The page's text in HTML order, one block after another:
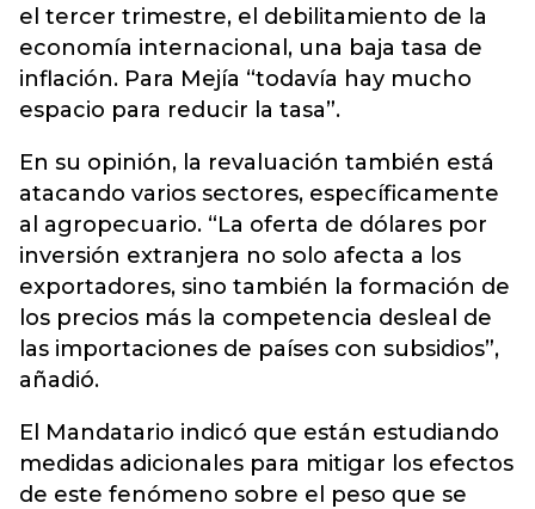
el tercer trimestre, el debilitamiento de la
economía internacional, una baja tasa de
inflación. Para Mejía “todavía hay mucho
espacio para reducir la tasa”.
En su opinión, la revaluación también está
atacando varios sectores, específicamente
al agropecuario. “La oferta de dólares por
inversión extranjera no solo afecta a los
exportadores, sino también la formación de
los precios más la competencia desleal de
las importaciones de países con subsidios”,
añadió.
El Mandatario indicó que están estudiando
medidas adicionales para mitigar los efectos
de este fenómeno sobre el peso que se